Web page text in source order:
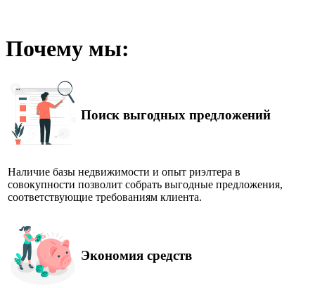
Почему мы:
Поиск выгодных предложений
Наличие базы недвижимости и опыт риэлтера в
совокупности позволит собрать выгодные предложения,
соответствующие требованиям клиента.
Экономия средств